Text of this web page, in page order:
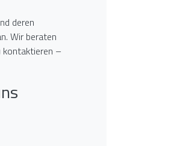
deren
Wir beraten
kontaktieren –